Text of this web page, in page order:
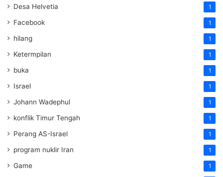
Desa Helvetia 1
Facebook 1
hilang 1
Ketermpilan 1
buka 1
Israel 1
Johann Wadephul 1
konflik Timur Tengah 1
Perang AS-Israel 1
program nuklir Iran 1
Game 1